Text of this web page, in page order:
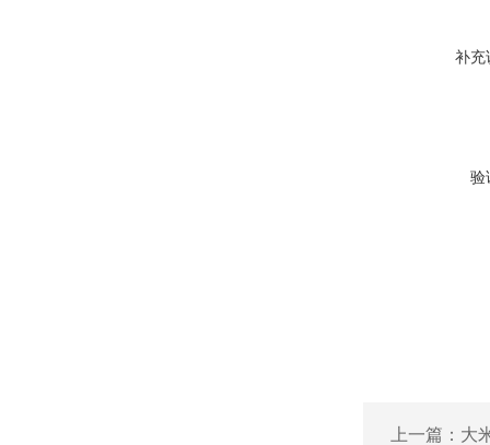
补充
验
上一篇： 大